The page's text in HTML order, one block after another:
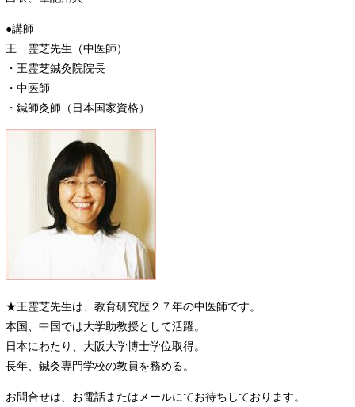
●講師
王 霊芝先生（中医師）
・王霊芝鍼灸院院長
・中医師
・鍼師灸師（日本国家資格）
★王霊芝先生は、教育研究歴２７年の中医師です。
本国、中国では大学助教授として活躍。
日本にわたり、大阪大学博士学位取得。
長年、鍼灸専門学校の教員を務める。
お問合せは、お電話またはメールにてお待ちしております。